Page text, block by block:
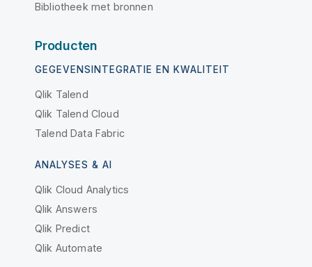
Bibliotheek met bronnen
Producten
GEGEVENSINTEGRATIE EN KWALITEIT
Qlik Talend
Qlik Talend Cloud
Talend Data Fabric
ANALYSES & AI
Qlik Cloud Analytics
Qlik Answers
Qlik Predict
Qlik Automate